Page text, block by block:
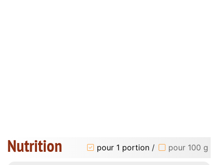
Nutrition pour 1 portion / pour 100 g